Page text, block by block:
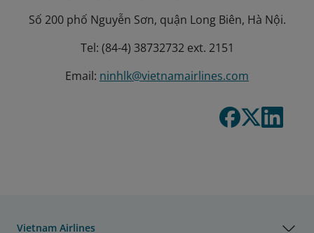
Số 200 phố Nguyễn Sơn, quận Long Biên, Hà Nội.
Tel: (84-4) 38732732 ext. 2151
Email: ninhlk@vietnamairlines.com
Vietnam Airlines